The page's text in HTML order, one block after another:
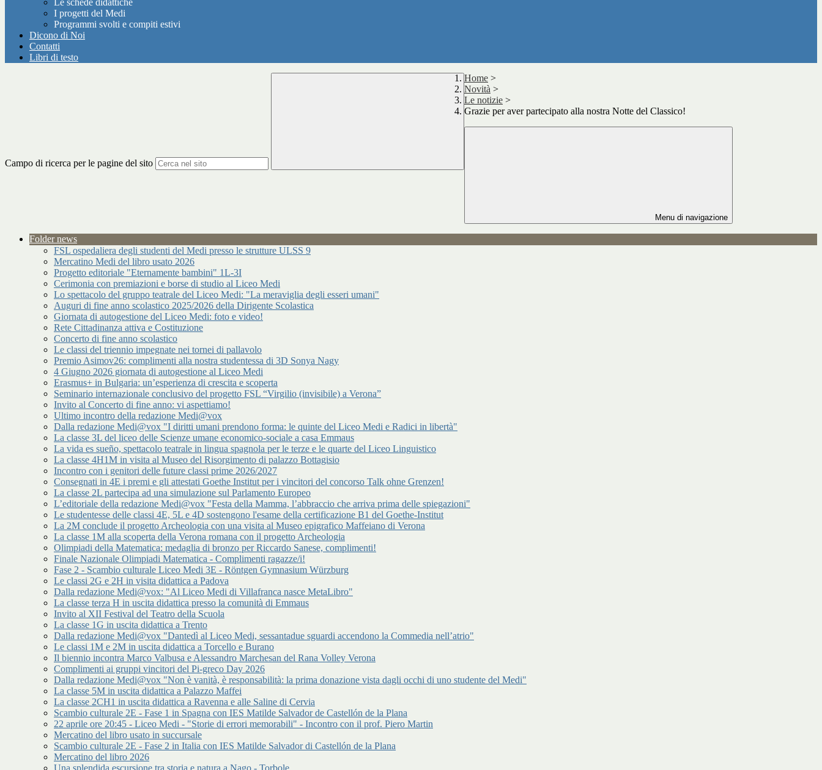
Le schede didattiche
I progetti del Medi
Programmi svolti e compiti estivi
Dicono di Noi
Contatti
Libri di testo
Campo di ricerca per le pagine del sito
Home >
Novità >
Le notizie >
Grazie per aver partecipato alla nostra Notte del Classico!
Menu di navigazione
Folder news
FSL ospedaliera degli studenti del Medi presso le strutture ULSS 9
Mercatino Medi del libro usato 2026
Progetto editoriale "Eternamente bambini" 1L-3I
Cerimonia con premiazioni e borse di studio al Liceo Medi
Lo spettacolo del gruppo teatrale del Liceo Medi: "La meraviglia degli esseri umani"
Auguri di fine anno scolastico 2025/2026 della Dirigente Scolastica
Giornata di autogestione del Liceo Medi: foto e video!
Rete Cittadinanza attiva e Costituzione
Concerto di fine anno scolastico
Le classi del triennio impegnate nei tornei di pallavolo
Premio Asimov26: complimenti alla nostra studentessa di 3D Sonya Nagy
4 Giugno 2026 giornata di autogestione al Liceo Medi
Erasmus+ in Bulgaria: un’esperienza di crescita e scoperta
Seminario internazionale conclusivo del progetto FSL “Virgilio (invisibile) a Verona”
Invito al Concerto di fine anno: vi aspettiamo!
Ultimo incontro della redazione Medi@vox
Dalla redazione Medi@vox "I diritti umani prendono forma: le quinte del Liceo Medi e Radici in libertà"
La classe 3L del liceo delle Scienze umane economico-sociale a casa Emmaus
La vida es sueño, spettacolo teatrale in lingua spagnola per le terze e le quarte del Liceo Linguistico
La classe 4H1M in visita al Museo del Risorgimento di palazzo Bottagisio
Incontro con i genitori delle future classi prime 2026/2027
Consegnati in 4E i premi e gli attestati Goethe Institut per i vincitori del concorso Talk ohne Grenzen!
La classe 2L partecipa ad una simulazione sul Parlamento Europeo
L’editoriale della redazione Medi@vox "Festa della Mamma, l’abbraccio che arriva prima delle spiegazioni"
Le studentesse delle classi 4E, 5L e 4D sostengono l'esame della certificazione B1 del Goethe-Institut
La 2M conclude il progetto Archeologia con una visita al Museo epigrafico Maffeiano di Verona
La classe 1M alla scoperta della Verona romana con il progetto Archeologia
Olimpiadi della Matematica: medaglia di bronzo per Riccardo Sanese, complimenti!
Finale Nazionale Olimpiadi Matematica - Complimenti ragazze/i!
Fase 2 - Scambio culturale Liceo Medi 3E - Röntgen Gymnasium Würzburg
Le classi 2G e 2H in visita didattica a Padova
Dalla redazione Medi@vox: "Al Liceo Medi di Villafranca nasce MetaLibro"
La classe terza H in uscita didattica presso la comunità di Emmaus
Invito al XII Festival del Teatro della Scuola
La classe 1G in uscita didattica a Trento
Dalla redazione Medi@vox "Dantedì al Liceo Medi, sessantadue sguardi accendono la Commedia nell’atrio"
Le classi 1M e 2M in uscita didattica a Torcello e Burano
Il biennio incontra Marco Valbusa e Alessandro Marchesan del Rana Volley Verona
Complimenti ai gruppi vincitori del Pi-greco Day 2026
Dalla redazione Medi@vox "Non è vanità, è responsabilità: la prima donazione vista dagli occhi di uno studente del Medi"
La classe 5M in uscita didattica a Palazzo Maffei
La classe 2CH1 in uscita didattica a Ravenna e alle Saline di Cervia
Scambio culturale 2E - Fase 1 in Spagna con IES Matilde Salvador de Castellón de la Plana
22 aprile ore 20:45 - Liceo Medi - "Storie di errori memorabili" - Incontro con il prof. Piero Martin
Mercatino del libro usato in succursale
Scambio culturale 2E - Fase 2 in Italia con IES Matilde Salvador di Castellón de la Plana
Mercatino del libro 2026